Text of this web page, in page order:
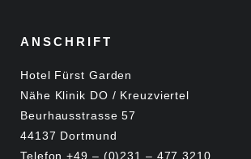
ANSCHRIFT
Hotel Fürst Garden
Nähe Klinik DO / Kreuzviertel
Beurhausstrasse 57
44137 Dortmund
Telefon +49 – (0)231 – 477 3210